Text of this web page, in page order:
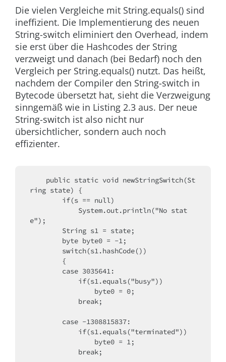
Die vielen Vergleiche mit String.equals() sind
ineffizient. Die Implementierung des neuen
String-switch eliminiert den Overhead, indem
sie erst über die Hashcodes der String
verzweigt und danach (bei Bedarf) noch den
Vergleich per String.equals() nutzt. Das heißt,
nachdem der Compiler den String-switch in
Bytecode übersetzt hat, sieht die Verzweigung
sinngemäß wie in Listing 2.3 aus. Der neue
String-switch ist also nicht nur
übersichtlicher, sondern auch noch
effizienter.
ring state) {
        if(s == null)
e");
        String s1 = state;
        byte byte0 = -1;
        switch(s1.hashCode())
        {
        case 3035641:
            if(s1.equals("busy"))
                byte0 = 0;
            break;
        case -1308815837:
            if(s1.equals("terminated"))
                byte0 = 1;
            break;